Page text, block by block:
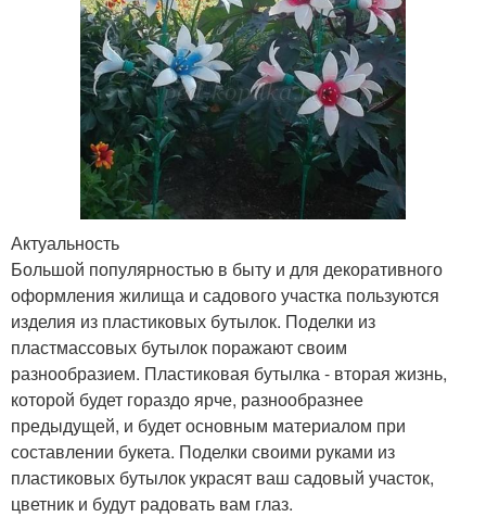
Актуальность
Большой популярностью в быту и для декоративного
оформления жилища и садового участка пользуются
изделия из пластиковых бутылок. Поделки из
пластмассовых бутылок поражают своим
разнообразием. Пластиковая бутылка - вторая жизнь,
которой будет гораздо ярче, разнообразнее
предыдущей, и будет основным материалом при
составлении букета. Поделки своими руками из
пластиковых бутылок украсят ваш садовый участок,
цветник и будут радовать вам глаз.